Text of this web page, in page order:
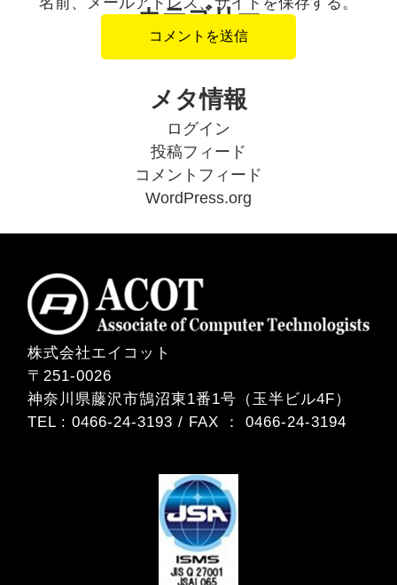
カテゴリー
未分類
メタ情報
ログイン
投稿フィード
コメントフィード
WordPress.org
株式会社エイコット
〒251-0026
神奈川県藤沢市鵠沼東1番1号（玉半ビル4F）
TEL : 0466-24-3193 / FAX ： 0466-24-3194